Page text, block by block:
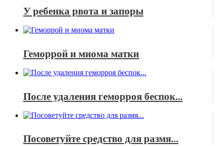
У ребенка рвота и запоры
Геморрой и миома матки
После удаления геморроя беспок...
Посоветуйте средство для размя...